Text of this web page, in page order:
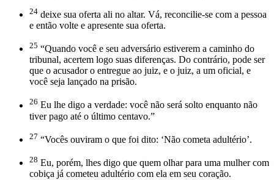
24 deixe sua oferta ali no altar. Vá, reconcilie-se com a pessoa
e então volte e apresente sua oferta.
25 “Quando você e seu adversário estiverem a caminho do
tribunal, acertem logo suas diferenças. Do contrário, pode ser
que o acusador o entregue ao juiz, e o juiz, a um oficial, e
você seja lançado na prisão.
26 Eu lhe digo a verdade: você não será solto enquanto não
tiver pago até o último centavo.”
27 “Vocês ouviram o que foi dito: ‘Não cometa adultério’.
28 Eu, porém, lhes digo que quem olhar para uma mulher com
cobiça já cometeu adultério com ela em seu coração.